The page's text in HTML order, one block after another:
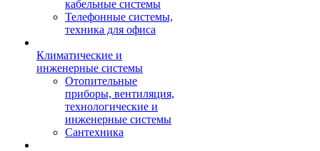
кабельные системы
Телефонные системы,
техника для офиса
Климатические и
инженерные системы
Отопительные
приборы, вентиляция,
технологические и
инженерные системы
Сантехника